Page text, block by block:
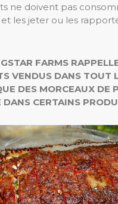
ne doivent pas
les jeter ou les
FARMS
VENDUS DANS TOUT
DES MORCEAUX DE
DANS CERTAINS